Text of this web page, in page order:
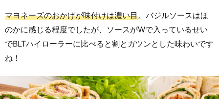
マヨネーズのおかげが味付けは濃い目。バジルソースはほ
のかに感じる程度でしたが、ソースがWで入っているせい
でBLTハイローラーに比べると割とガツンとした味わいです
ね！